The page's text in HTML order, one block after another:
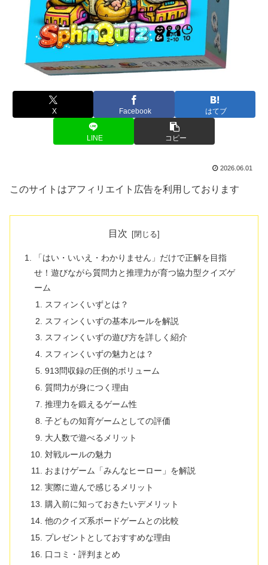
X Facebook はてブ
LINE コピー
2026.06.01
このサイトはアフィリエイト広告を利用しております
目次
「はい・いいえ・わかりません」だけで正解を目指
せ！遊びながら質問力と推理力が育つ協力型クイズゲ
ーム
スフィンくいずとは？
スフィンくいずの基本ルールを解説
スフィンくいずの遊び方を詳しく紹介
スフィンくいずの魅力とは？
913問収録の圧倒的ボリューム
質問力が身につく理由
推理力を鍛えるゲーム性
子どもの知育ゲームとしての評価
大人数で遊べるメリット
対戦ルールの魅力
おまけゲーム「みんなヒーロー」を解説
実際に遊んで感じるメリット
購入前に知っておきたいデメリット
他のクイズ系ボードゲームとの比較
プレゼントとしておすすめな理由
口コミ・評判まとめ